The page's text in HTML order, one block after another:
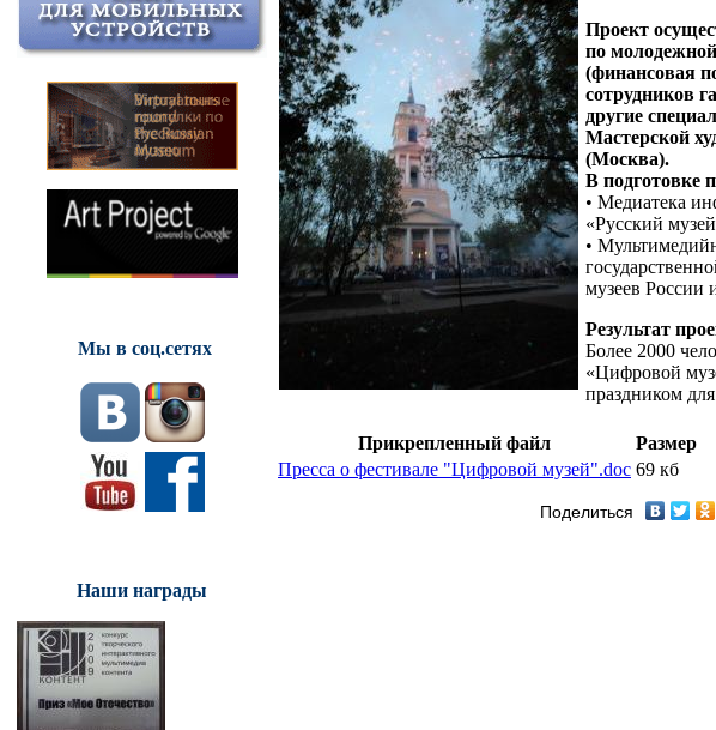
Мы в соц.сетях
Наши награды
Проект
по
(финансовая
сотрудников
другие
Мастерской
(Москва).
В подготовке
• Медиатека
«Русский
•
музеев России
Результат
Более 2000
«Цифровой
праздником
Прикрепленный файл
Размер
Пресса о фестивале "Цифровой музей".doc 69 кб
Поделиться